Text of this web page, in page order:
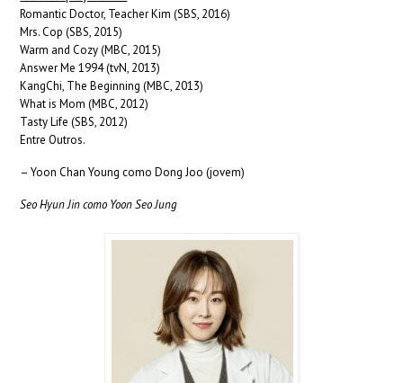
Romantic Doctor, Teacher Kim (SBS, 2016)
Mrs. Cop (SBS, 2015)
Warm and Cozy (MBC, 2015)
Answer Me 1994 (tvN, 2013)
KangChi, The Beginning (MBC, 2013)
What is Mom (MBC, 2012)
Tasty Life (SBS, 2012)
Entre Outros.
– Yoon Chan Young como Dong Joo (jovem)
Seo Hyun Jin como Yoon Seo Jung